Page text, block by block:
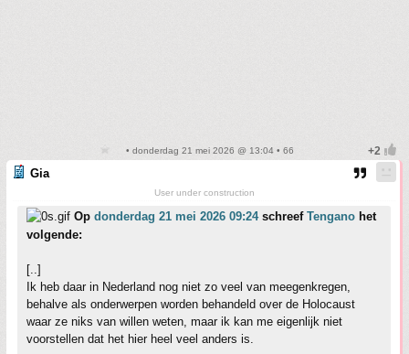
• donderdag 21 mei 2026 @ 13:04 • 66
Gia
User under construction
Op donderdag 21 mei 2026 09:24schreef Tengano het
volgende:
[..]
Ik heb daar in Nederland nog niet zo veel van meegenkregen,
behalve als onderwerpen worden behandeld over de Holocaust
waar ze niks van willen weten, maar ik kan me eigenlijk niet
voorstellen dat het hier heel veel anders is.